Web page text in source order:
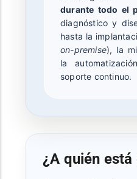
durante todo el
diagnóstico y
hasta la
on-premise), la
la
soporte continuo.
¿A quién